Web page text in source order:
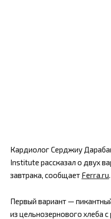
Кардиолог Серджиу
Institute рассказал о двух
завтрака, сообщает Ferra.ru.
Первый вариант —
из цельнозернового хлеба